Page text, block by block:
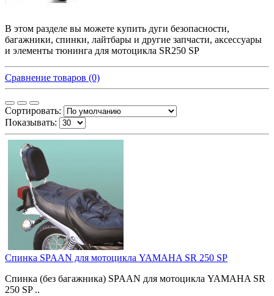
В этом разделе вы можете купить дуги безопасности,
багажники, спинки, лайтбары и другие запчасти, аксессуары
и элементы тюнинга для мотоцикла SR250 SP
Сравнение товаров (0)
Сортировать:
Показывать:
Спинка SPAAN для мотоцикла YAMAHA SR 250 SP
Спинка (без багажника) SPAAN для мотоцикла YAMAHA SR
250 SP ..